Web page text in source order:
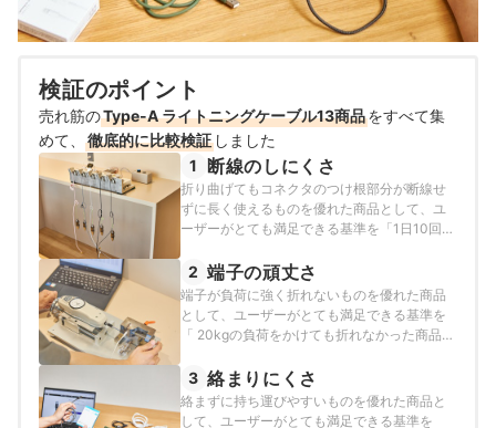
検証のポイント
売れ筋のType-A ライトニングケーブル13商品をすべて集
めて、
徹底的に比較検証 しました
1
断線のしにくさ
折り曲げてもコネクタのつけ根部分が断線せ
ずに長く使えるものを優れた商品として、ユ
ーザーがとても満足できる基準を「1日10回折
し、以下の方法で各商品の検証を行いまし
た。
2 端子の頑丈さ
端子が負荷に強く折れないものを優れた商品
として、ユーザーがとても満足できる基準を
「 20kgの負荷をかけても折れなかった商品」
た。
3 絡まりにくさ
絡まずに持ち運びやすいものを優れた商品と
して、ユーザーがとても満足できる基準を